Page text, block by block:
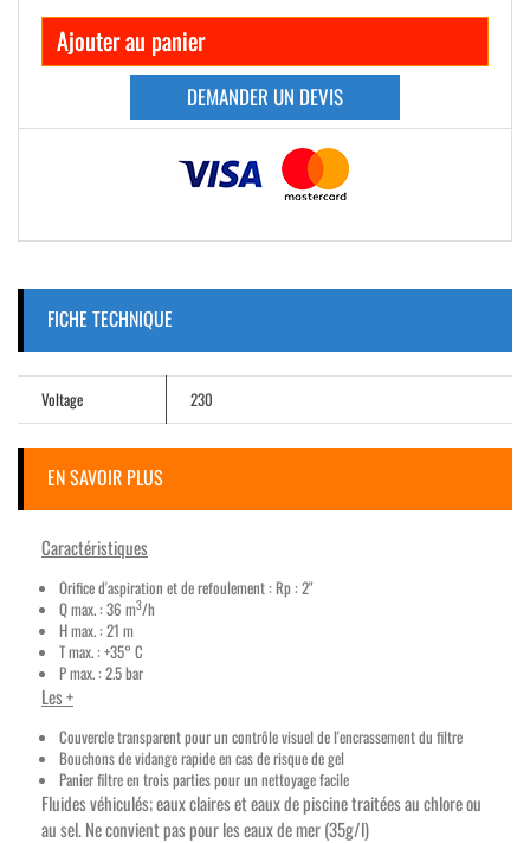
Ajouter au panier
DEMANDER UN DEVIS
FICHE TECHNIQUE
Voltage 230
EN SAVOIR PLUS
Caractéristiques
Orifice d'aspiration et de refoulement : Rp : 2"
Q max. : 36 m3/h
H max. : 21 m
T max. : +35° C
P max. : 2.5 bar
Les +
Couvercle transparent pour un contrôle visuel de l'encrassement du filtre
Bouchons de vidange rapide en cas de risque de gel
Panier filtre en trois parties pour un nettoyage facile
Fluides véhiculés; eaux claires et eaux de piscine traitées au chlore ou
au sel. Ne convient pas pour les eaux de mer (35g/l)